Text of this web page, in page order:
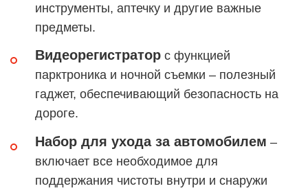
инструменты, аптечку и другие важные
предметы.
Видеорегистратор с функцией
парктроника и ночной съемки – полезный
гаджет, обеспечивающий безопасность на
дороге.
Набор для ухода за автомобилем –
включает все необходимое для
поддержания чистоты внутри и снаружи